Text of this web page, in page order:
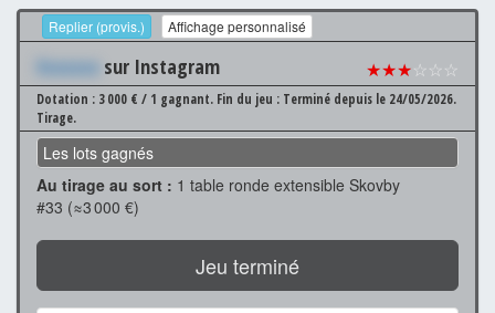
Replier (provis.) Affichage personnalisé
Xxxxxxx sur Instagram ★★★☆☆☆
Dotation : 3 000 € / 1 gagnant. Fin du jeu : Terminé depuis le 24/05/2026.
Tirage.
Les lots gagnés
Au tirage au sort : 1 table ronde extensible Skovby
#33 (≈3 000 €)
Jeu terminé